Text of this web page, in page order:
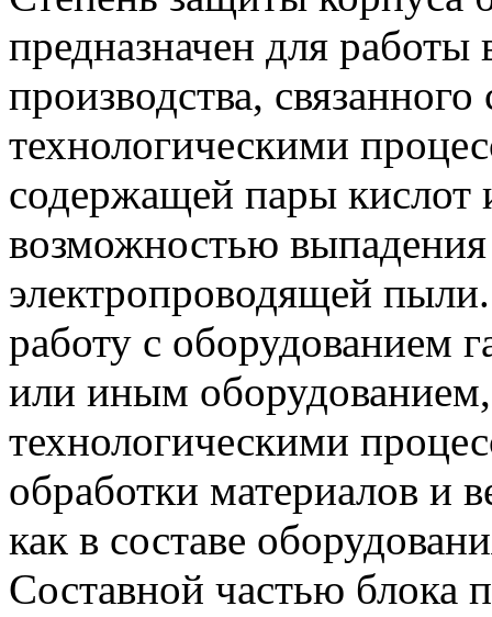
предназначен для
производства,
технологическими
содержащей пары кислот
возможностью
электропроводящей
работу с оборудованием
или иным
технологическими
обработки материалов и
как в составе
Составной частью блока